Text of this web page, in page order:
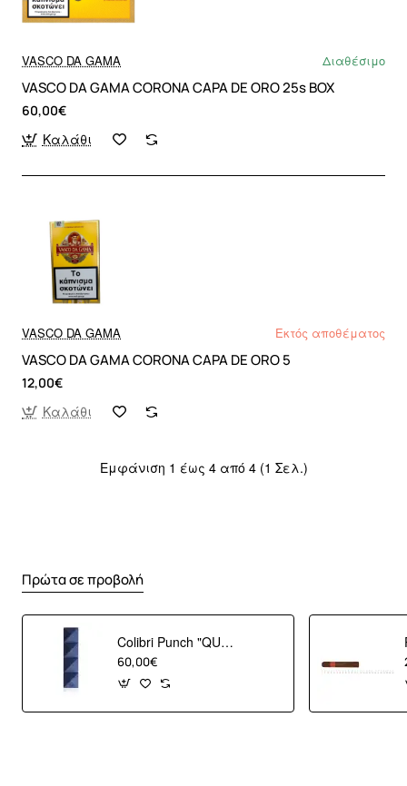
VASCO DA GAMA Διαθέσιμο
VASCO DA GAMA CORONA CAPA DE ORO 25s BOX
60,00€
Καλάθι
VASCO DA GAMA Εκτός αποθέματος
VASCO DA GAMA CORONA CAPA DE ORO 5
12,00€
Καλάθι
Εμφάνιση 1 έως 4 από 4 (1 Σελ.)
Πρώτα σε προβολή
Colibri Punch "QUASAR" Blue
60,00€